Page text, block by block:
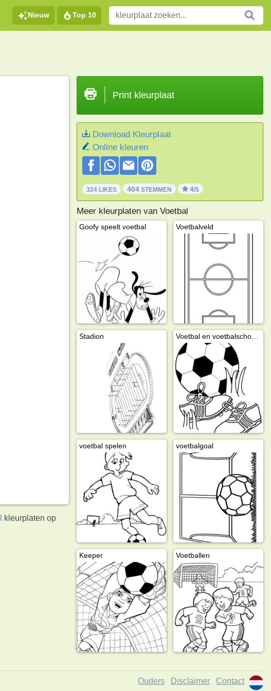
Nieuw Top 10
kleurplaten op
Print kleurplaat
Download Kleurplaat
Online kleuren
324 LIKES 404STEMMEN 4/5
Meer kleurplaten van Voetbal
Goofy speelt voetbal Voetbalveld
Stadion Voetbal en voetbalschoenen
voetbal spelen voetbalgoal
Keeper Voetballen
Ouders Disclaimer Contact